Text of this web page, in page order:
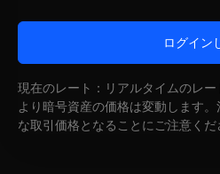
ログイン
現在のレート：リアルタイムのレ
より暗号資産の価格は変動します
な取引価格となることにご注意くだ